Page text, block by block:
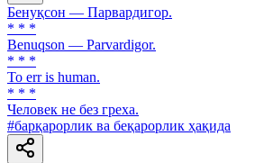
Бенуқсон — Парвардигор.
* * *
Benuqson — Parvardigor.
* * *
To err is human.
* * *
Человек не без греха.
#барқарорлик ва беқарорлик ҳақида